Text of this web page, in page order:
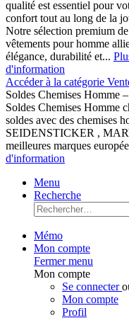
qualité est essentiel pour
confort tout au long de la
Notre sélection premium
vêtements pour homme
élégance, durabilité et...
d'information
Accéder à la catégorie
Soldes Chemises Homme
Soldes Chemises Homme
soldes avec des chemises
SEIDENSTICKER ,
meilleures marques
d'information
Menu
Recherche
Mémo
Mon compte
Fermer menu
Mon compte
Se connecter
Mon compte
Profil